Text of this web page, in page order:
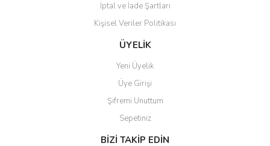
İptal ve İade Şartları
Kişisel Veriler Politikası
ÜYELİK
Yeni Üyelik
Üye Girişi
Şifremi Unuttum
Sepetiniz
BİZİ TAKİP EDİN